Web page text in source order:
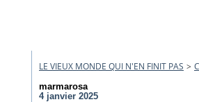
LE VIEUX MONDE QUI N'EN FINIT PAS >
marmarosa
4 janvier 2025